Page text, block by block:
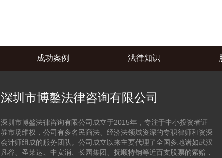
成功案例 法律知识
深圳市博鏊法律咨询有限公司
深圳市博鏊法律咨询有限公司成立于2015年，专注于中小投资者证
券市场维权，公司有多名民商法、经济法领域资深的专职律师和资深
会计师组成的服务团队。公司成立以来主要代理了全国多地诸如武汉
凡谷、圣莱达、中安消、长园集团、抚顺特钢等近百支股票的索赔，